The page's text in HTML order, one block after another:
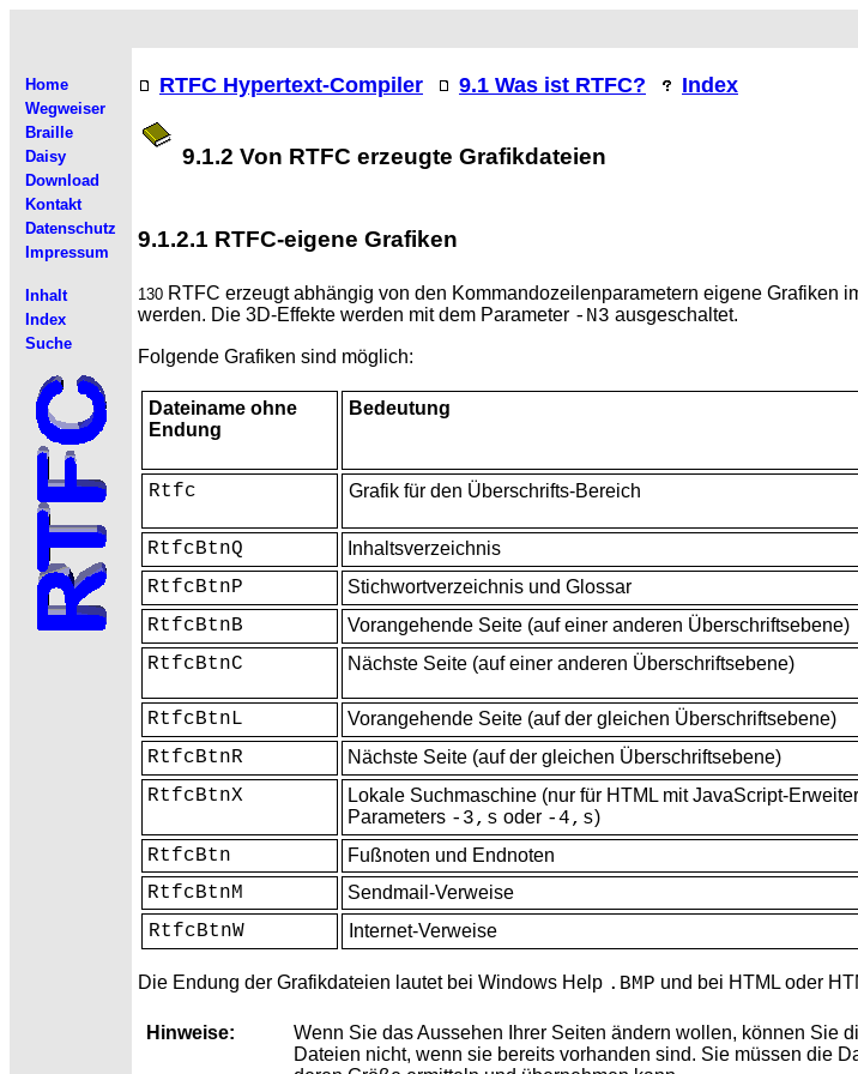
Home
Wegweiser
Braille
Daisy
Download
Kontakt
Datenschutz
Impressum
Inhalt
Index
Suche
RTFC Hypertext-Compiler 9.1 Was ist RTFC? Index
9.1.2 Von RTFC erzeugte Grafikdateien
9.1.2.1 RTFC-eigene Grafiken
130 RTFC erzeugt abhängig von den Kommandozeilenparametern eigene Grafiken
werden. Die 3D-Effekte werden mit dem Parameter -N3 ausgeschaltet.
Folgende Grafiken sind möglich:
Dateiname ohne
Endung
Bedeutung
Rtfc Grafik für den Überschrifts-Bereich
RtfcBtnQ Inhaltsverzeichnis
RtfcBtnP Stichwortverzeichnis und Glossar
RtfcBtnB Vorangehende Seite (auf einer anderen Überschriftsebene)
RtfcBtnC Nächste Seite (auf einer anderen Überschriftsebene)
RtfcBtnL Vorangehende Seite (auf der gleichen Überschriftsebene)
RtfcBtnR Nächste Seite (auf der gleichen Überschriftsebene)
RtfcBtnX Lokale Suchmaschine (nur für HTML mit JavaScript-
Parameters -3,s oder -4,s)
RtfcBtn Fußnoten und Endnoten
RtfcBtnM Sendmail-Verweise
RtfcBtnW Internet-Verweise
Die Endung der Grafikdateien lautet bei Windows Help .BMP und bei HTML oder
Hinweise: Wenn Sie das Aussehen Ihrer Seiten ändern wollen, können Sie
Dateien nicht, wenn sie bereits vorhanden sind. Sie müssen die